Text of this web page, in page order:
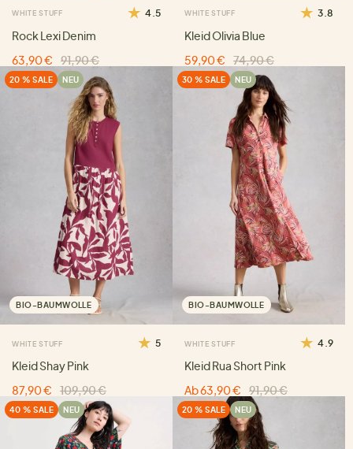
WHITE STUFF 4.5
Rock Lexi Denim
63,90 €
91,90 €
WHITE STUFF 3.8
Kleid Olivia Blue
59,90 €
74,90 €
20 % SALE NEU
BIO-BAUMWOLLE
WHITE STUFF 5
Kleid Shay Pink
87,90 €
109,90 €
30 % SALE NEU
BIO-BAUMWOLLE
WHITE STUFF 4.9
Kleid Rua Short Pink
Ab 63,90 €
91,90 €
40 % SALE NEU 20 % SALE NEU